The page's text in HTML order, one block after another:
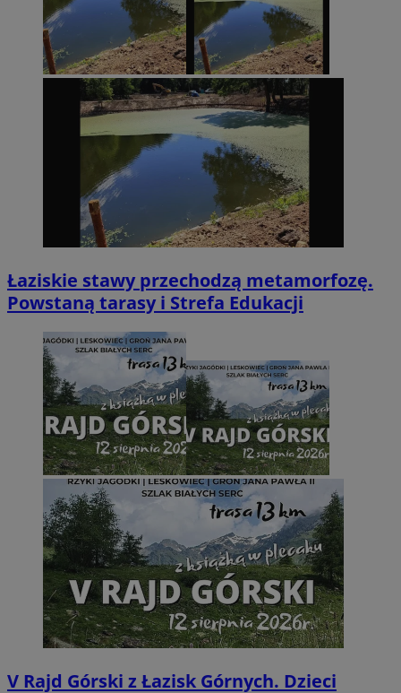
Łaziskie stawy przechodzą metamorfozę.
Powstaną tarasy i Strefa Edukacji
V Rajd Górski z Łazisk Górnych. Dzieci